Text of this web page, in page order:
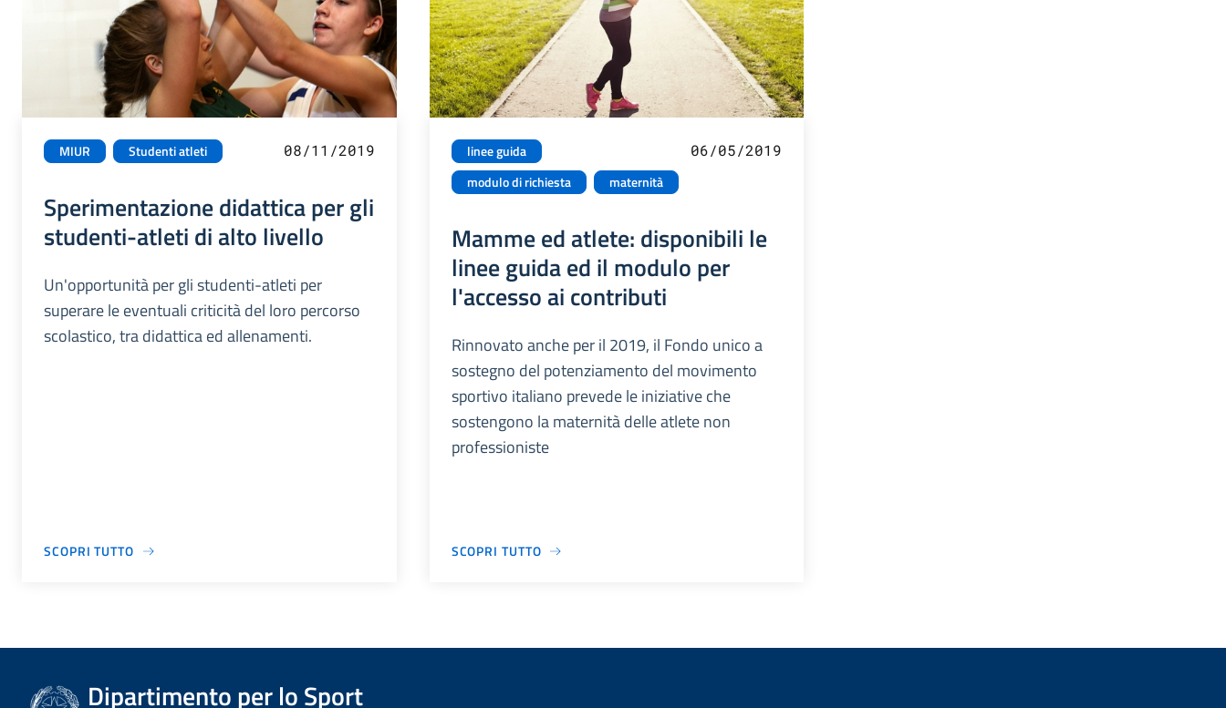
MIUR Studenti atleti 08/11/2019
Sperimentazione didattica per gli
studenti-atleti di alto livello
Un'opportunità per gli studenti-atleti per
superare le eventuali criticità del loro percorso
scolastico, tra didattica ed allenamenti.
SCOPRI TUTTO
linee guida
modulo di richiesta
maternità
06/05/2019
Mamme ed atlete: disponibili le
linee guida ed il modulo per
l'accesso ai contributi
Rinnovato anche per il 2019, il Fondo unico a
sostegno del potenziamento del movimento
sportivo italiano prevede le iniziative che
sostengono la maternità delle atlete non
professioniste
SCOPRI TUTTO
Dipartimento per lo Sport